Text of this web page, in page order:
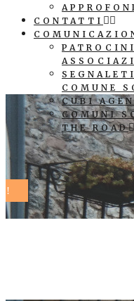
CONTATTI
COMUNE
CUBI
COMUNI
THE ROAD